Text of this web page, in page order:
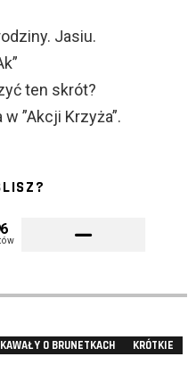
Jasiu.
ten skrót?
”Akcji Krzyża”.
KAWAŁY O BRUNETKACH KRÓTKIE